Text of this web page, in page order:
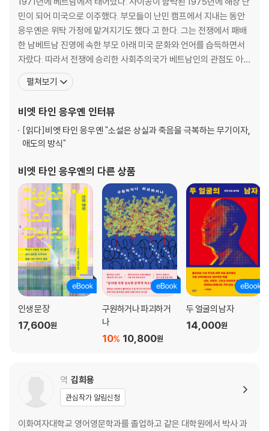
11장 297
12장 319
13장 339
14장 371
16장 425
17장 458
19장 514
20장 539
21장 564
에필로그 591
감사의 말 607
민이 되어 미국으로 이주했다. 부모들이 난민 캠프에서 지내는 동안
응우옌은 위탁 가정에 맡겨지기도 했다 고 한다. 그는 전쟁에서 패배
한 남베트남 진영에 속한 부모 아래 미국 문화와 언어를 습득하면서
자랐다. 따라서 전쟁에 승리한 사회주의국가 베트남인의 관점도 아니
고, 순수한 서구인의 관점도 아닌 독특한 위치의 시각을 지니고 있다.
그러한 관점을 장편소설로 구현한 《동조자》로 2016년 퓰리처상을
턴 문학 평화상, 에드거 어워드 신인 소설상, 아
펼쳐보기
비엣 타인 응우옌 인터뷰
[읽다]비엣 타인 응우옌 "소설은 상실과 죽음을 극복하는 무기이자,
애도의 방식"
비엣 타인 응우옌의 다른 상품
인생 문장
17,600원
구원하거나 파괴하거
나
10,800원
10%
두 얼굴의 남자
14,000원
역 김희용
관심작가 알림신청
이화여자대학교 영어영문학과를 졸업하고 같은 대학원에서 박사 과